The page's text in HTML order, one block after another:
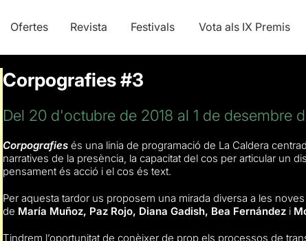
Ofertes Revista Festivals Vota als IX Premis
Corpografies #3
Del 20 d'octubre de 2018 al 1 de desembre
Corpografiesés una linia de programació de La Caldera
narratives de la presència, la capacitat del cos per articular un
pensament és acció i el cos és text.
Per aquesta tardor us proposem una mirada diversa a les
de María Muñoz, Paz Rojo, Diana Gadish, Bea Fernándezi
Tindrem l’oportunitat de conèixer de prop els processos de